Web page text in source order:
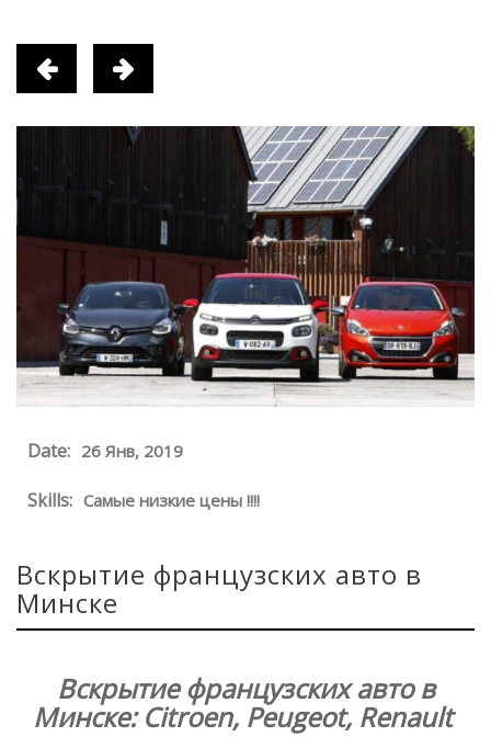
Date: 26 Янв, 2019
Skills: Самые низкие цены !!!!
Вскрытие французских авто в
Минске
Вскрытие французских авто в
Минске: Citroen, Peugeot, Renault